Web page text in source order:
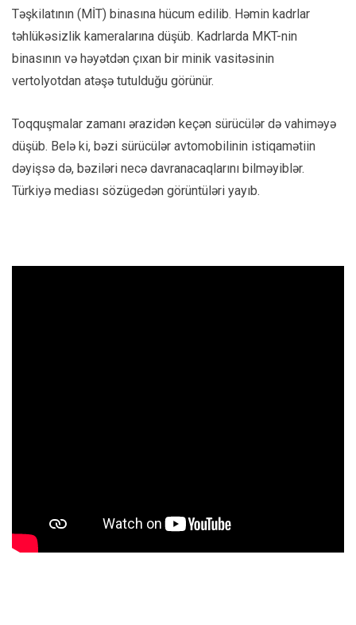
Təşkilatının (MİT) binasına hücum edilib. Həmin kadrlar
təhlükəsizlik kameralarına düşüb. Kadrlarda MKT-nin
binasının və həyətdən çıxan bir minik vasitəsinin
vertolyotdan atəşə tutulduğu görünür.
Toqquşmalar zamanı ərazidən keçən sürücülər də vahiməyə
düşüb. Belə ki, bəzi sürücülər avtomobilinin istiqamətiin
dəyişsə də, bəziləri necə davranacaqlarını bilməyiblər.
Türkiyə mediası sözügedən görüntüləri yayıb.